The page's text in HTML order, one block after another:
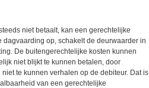
niet betaalt, kan een gerechtelijke
op, schakelt de deurwaarder in
De buitengerechtelijke kosten kunnen
niet blijkt te kunnen betalen, door
te kunnen verhalen op de debiteur. Dat is
van een gerechtelijke